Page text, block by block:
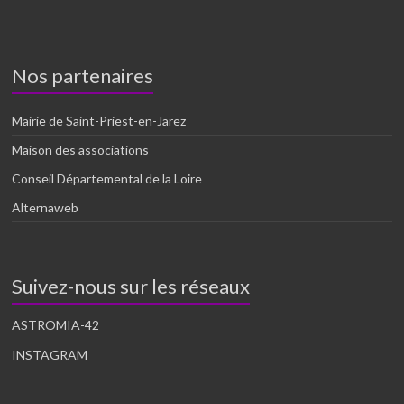
Nos partenaires
Mairie de Saint-Priest-en-Jarez
Maison des associations
Conseil Départemental de la Loire
Alternaweb
Suivez-nous sur les réseaux
ASTROMIA-42
INSTAGRAM